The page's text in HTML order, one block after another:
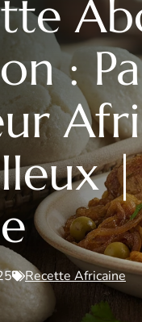
:
|
Recette Africaine